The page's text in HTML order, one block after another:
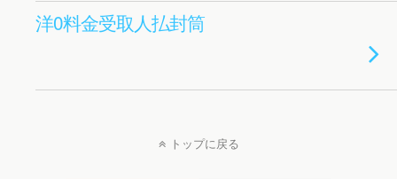
洋0料金受取人払封筒
トップに戻る